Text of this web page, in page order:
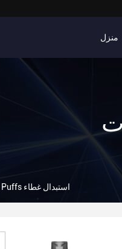
منزل
20 مل 12000 Puffs استبدال غطاء